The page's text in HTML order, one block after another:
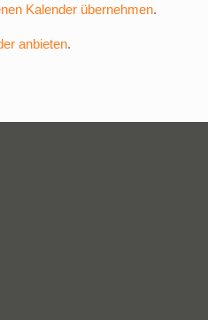
Kalender übernehmen.
anbieten.